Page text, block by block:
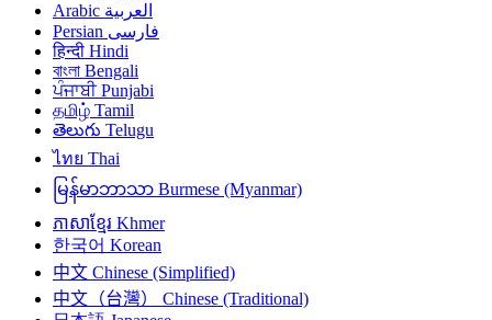
العربية Arabic
فارسی Persian
हिन्दी Hindi
বাংলা Bengali
ਪੰਜਾਬੀ Punjabi
தமிழ் Tamil
తెలుగు Telugu
ไทย Thai
မြန်မာဘာသာ Burmese (Myanmar)
ភាសាខ្មែរ Khmer
한국어 Korean
中文 Chinese (Simplified)
中文（台灣）
Chinese (Traditional)